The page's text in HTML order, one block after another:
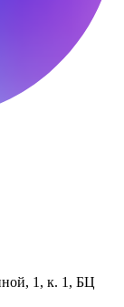
1, к. 1, БЦ